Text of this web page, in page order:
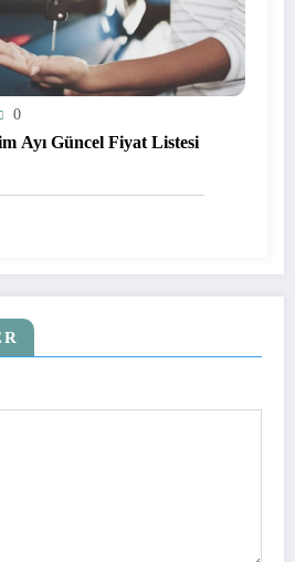
0
Ayı Güncel Fiyat Listesi